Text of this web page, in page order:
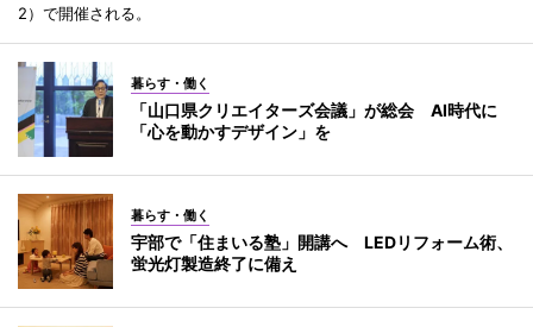
2）で開催される。
暮らす・働く
「山口県クリエイターズ会議」が総会 AI時代に
「心を動かすデザイン」を
暮らす・働く
宇部で「住まいる塾」開講へ LEDリフォーム術、
蛍光灯製造終了に備え